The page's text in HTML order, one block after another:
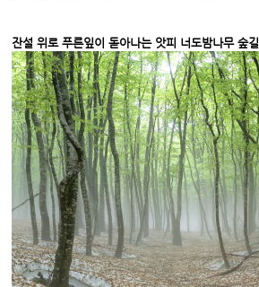
잔설 위로 푸른잎이 돋아나는 앗피 너도밤나무 숲길